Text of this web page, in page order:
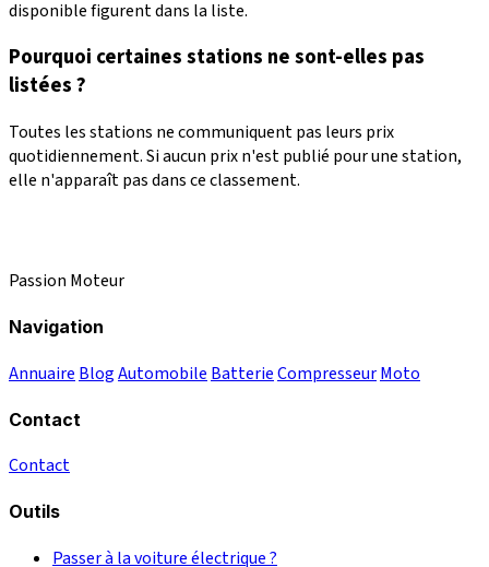
disponible figurent dans la liste.
Pourquoi certaines stations ne sont-elles pas
listées ?
Toutes les stations ne communiquent pas leurs prix
quotidiennement. Si aucun prix n'est publié pour une station,
elle n'apparaît pas dans ce classement.
Passion Moteur
Navigation
Annuaire BlogAutomobile BatterieCompresseurMoto
Contact
Contact
Outils
Passer à la voiture électrique ?